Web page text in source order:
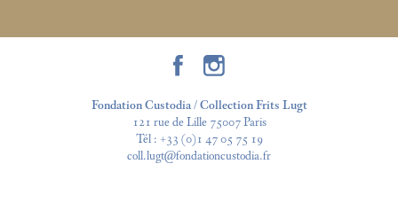
Fondation Custodia / Collection Frits Lugt
121 rue de Lille 75007 Paris
Tél : +33 (0)1 47 05 75 19
coll.lugt@fondationcustodia.fr